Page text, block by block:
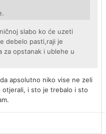
slabo ko će uzeti
debelo pasti,raji je
za opstanak i ublehe u
apsolutno niko vise ne zeli
otjerali, i sto je trebalo i sto